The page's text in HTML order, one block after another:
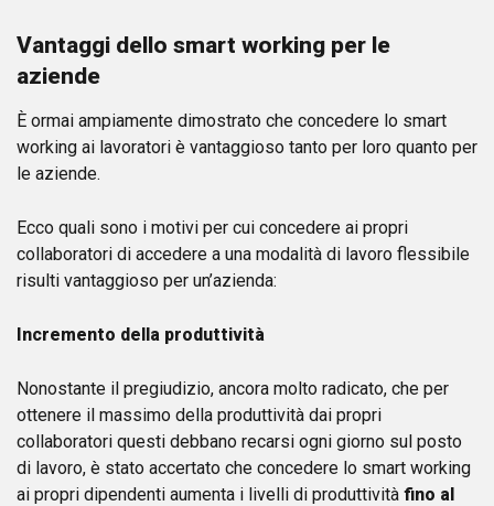
Vantaggi dello smart working per le
aziende
È ormai ampiamente dimostrato che concedere lo smart
working ai lavoratori è vantaggioso tanto per loro quanto per
le aziende.
Ecco quali sono i motivi per cui concedere ai propri
collaboratori di accedere a una modalità di lavoro flessibile
risulti vantaggioso per un’azienda:
Incremento della produttività
Nonostante il pregiudizio, ancora molto radicato, che per
ottenere il massimo della produttività dai propri
collaboratori questi debbano recarsi ogni giorno sul posto
di lavoro, è stato accertato che concedere lo smart working
ai propri dipendenti aumenta i livelli di produttività fino al